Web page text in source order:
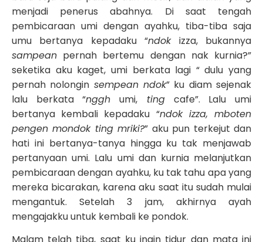
menjadi penerus abahnya. Di saat tengah
pembicaraan umi dengan ayahku, tiba-tiba saja
umu bertanya kepadaku “ndokizza, bukannya
sampean pernah bertemu dengan nak kurnia?”
seketika aku kaget, umi berkata lagi “ dulu yang
pernah nolongin sempean ndok” ku diam sejenak
lalu berkata “nggh umi, tingcafe”. Lalu umi
bertanya kembali kepadaku “ndok izza, mboten
pengen mondok ting mriki?” aku pun terkejut dan
hati ini bertanya-tanya hingga ku tak menjawab
pertanyaan umi. Lalu umi dan kurnia melanjutkan
pembicaraan dengan ayahku, ku tak tahu apa yang
mereka bicarakan, karena aku saat itu sudah mulai
mengantuk. Setelah 3 jam, akhirnya ayah
mengajakku untuk kembali ke pondok.
Malam telah tiba, saat ku ingin tidur dan mata ini